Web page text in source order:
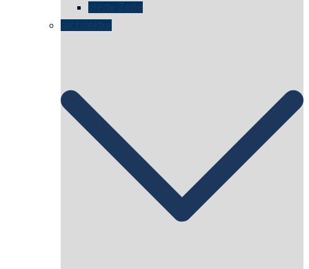
vierte Zelle
architektur